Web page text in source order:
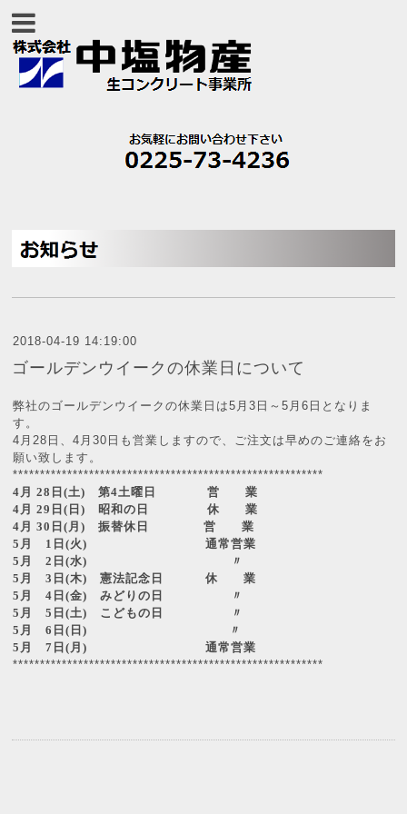
2018-04-19 14:19:00
ゴールデンウイークの休業日について
弊社のゴールデンウイークの休業日は5月3日～5月6日となりま
す。
4月28日、4月30日も営業しますので、ご注文は早めのご連絡をお
願い致します。
*********************************************************
4 月 28 日(土) 第4土曜日 営 業
4 月 29 日( 日) 昭和の日
休 業
4 月 30 日( 月) 振替休日 営 業
5 月 1 日(火) 通常営業
5 月2 日(水)
〃
5 月3 日(木) 憲法記念日 休 業
5 月4 日(金) みどりの日
〃
5 月5 日(土) こどもの日
〃
5 月6 日( 日)
〃
5 月7 日( 月) 通常営業
*********************************************************